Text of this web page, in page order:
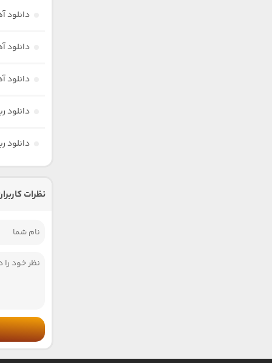
دانلود
دانلود
دانلود
دانلود
دانلود
نظرات